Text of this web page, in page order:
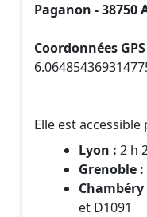
Paganon - 38750
Coordonnées
Elle est accessible
Lyon : 2 h
Grenoble :
Chambéry
et D1091